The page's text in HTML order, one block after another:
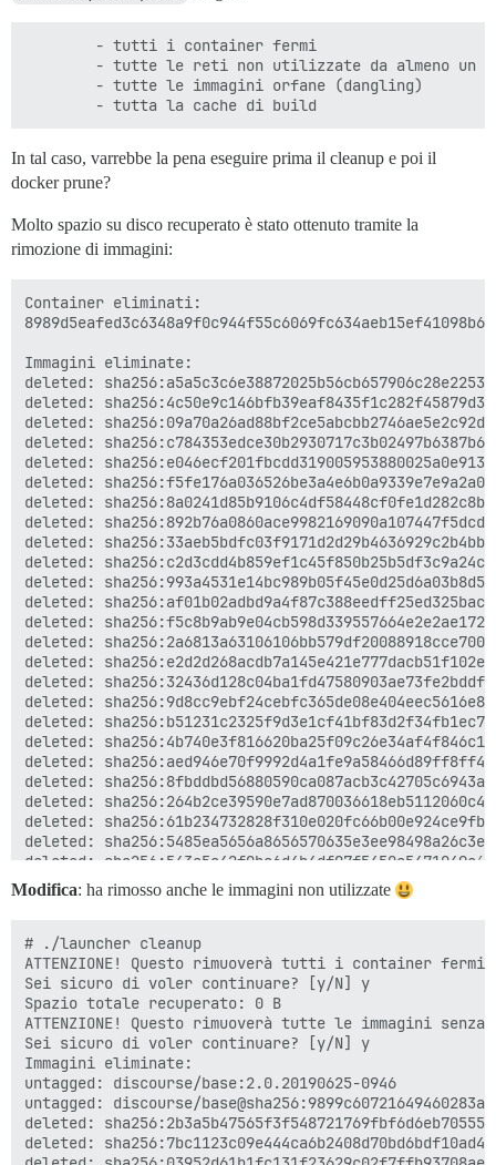
        - tutti i container fermi
- tutte le reti non utilizzate da almeno un
        - tutte le immagini orfane (dangling)
In tal caso, varrebbe la pena eseguire prima il cleanup e poi il
docker prune?
Molto spazio su disco recuperato è stato ottenuto tramite la
rimozione di immagini:
Container eliminati:
Immagini eliminate:
deleted:
deleted:
deleted:
deleted:
deleted:
deleted:
deleted:
deleted:
deleted:
deleted:
deleted:
deleted:
deleted:
deleted:
deleted:
deleted:
deleted:
deleted:
deleted:
deleted:
deleted:
deleted:
deleted:
deleted:
deleted:
deleted:
deleted:
deleted:
deleted:
deleted:
deleted:
deleted:
deleted:
deleted:
deleted:
deleted:
deleted:
deleted:
deleted:
Modifica: ha rimosso anche le immagini non utilizzate
# ./launcher cleanup
ATTENZIONE! Questo rimuoverà tutti i container fermi.
Sei sicuro di voler continuare? [y/N] y
Spazio totale recuperato: 0 B
ATTENZIONE! Questo rimuoverà tutte le immagini
Sei sicuro di voler continuare? [y/N] y
Immagini eliminate:
untagged: discourse/base:2.0.20190625-0946
untagged: discourse/
deleted:
deleted: